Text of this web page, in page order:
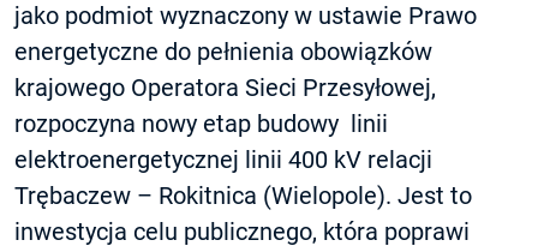
jako podmiot wyznaczony w ustawie Prawo
energetyczne do pełnienia obowiązków
krajowego Operatora Sieci Przesyłowej,
rozpoczyna nowy etap budowy linii
elektroenergetycznej linii 400 kV relacji
Trębaczew – Rokitnica (Wielopole). Jest to
inwestycja celu publicznego, która poprawi